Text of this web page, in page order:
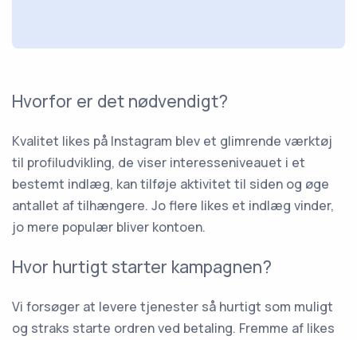
Hvorfor er det nødvendigt?
Kvalitet likes på Instagram blev et glimrende værktøj
til profiludvikling, de viser interesseniveauet i et
bestemt indlæg, kan tilføje aktivitet til siden og øge
antallet af tilhængere. Jo flere likes et indlæg vinder,
jo mere populær bliver kontoen.
Hvor hurtigt starter kampagnen?
Vi forsøger at levere tjenester så hurtigt som muligt
og straks starte ordren ved betaling. Fremme af likes